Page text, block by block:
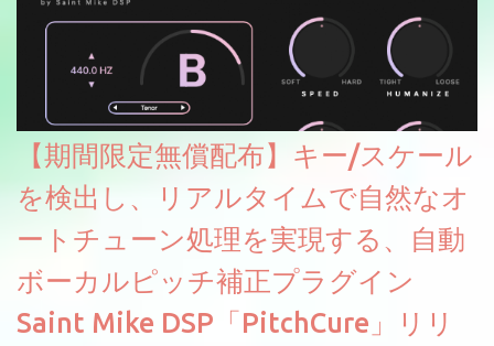
【期間限定無償配布】キー/スケール
を検出し、リアルタイムで自然なオ
ートチューン処理を実現する、自動
ボーカルピッチ補正プラグイン
Saint Mike DSP「PitchCure」リリ